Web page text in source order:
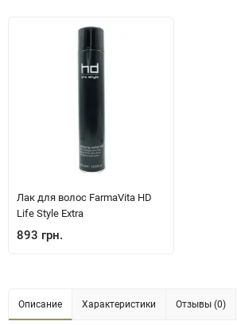
Лак для волос FarmaVita HD
Life Style Extra
893 грн.
Описание Характеристики Отзывы (0)